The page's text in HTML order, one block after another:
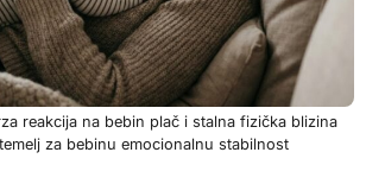
reakcija na bebin plač i stalna fizička blizina
za bebinu emocionalnu stabilnost